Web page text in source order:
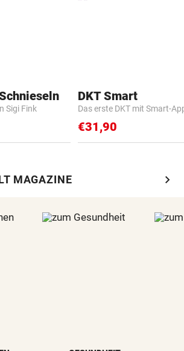
Sigi Fink
DKT Smart
Das erste DKT mit Smart-
€31,90
MAGAZINE chevron_right